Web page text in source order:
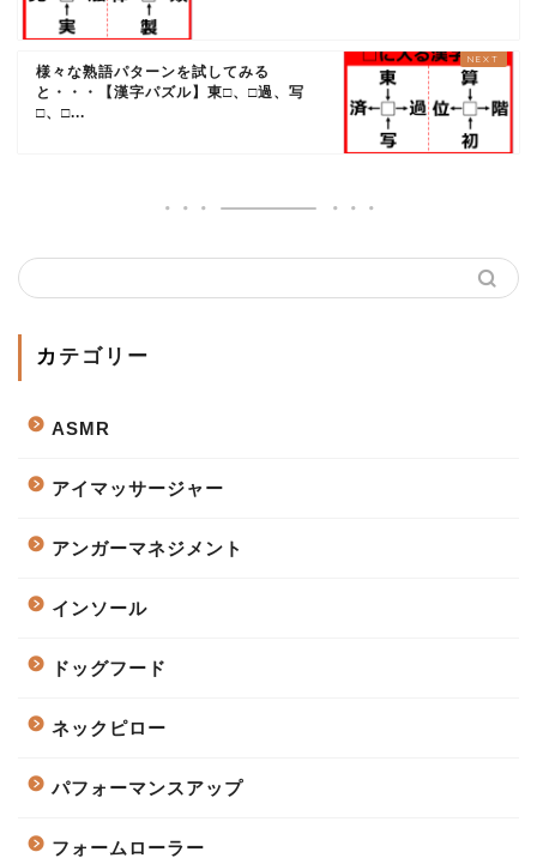
様々な熟語パターンを試してみる
と・・・【漢字パズル】東□、□過、写
□、□...
カテゴリー
ASMR
アイマッサージャー
アンガーマネジメント
インソール
ドッグフード
ネックピロー
パフォーマンスアップ
フォームローラー